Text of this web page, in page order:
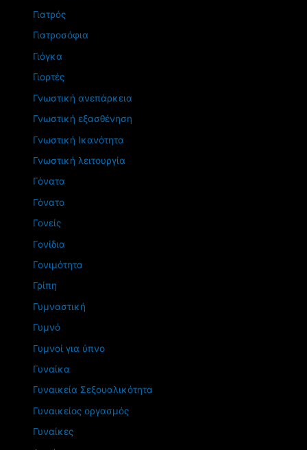
Γιατρός
Γιατροσόφια
Γιόγκα
Γιορτές
Γνωστική ανεπάρκεια
Γνωστική εξασθένηση
Γνωστική Ικανότητα
Γνωστική λειτουργία
Γόνατα
Γόνατο
Γονείς
Γονίδια
Γονιμότητα
Γρίπη
Γυμναστική
Γυμνό
Γυμνοί για ύπνο
Γυναίκα
Γυναικεία Σεξουαλικότητα
Γυναικείος οργασμός
Γυναίκες